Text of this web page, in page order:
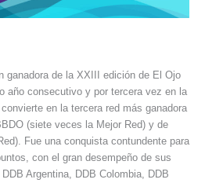
ganadora de la XXIII edición de El Ojo
año consecutivo y por tercera vez en la
en la tercera red más ganadora
(siete veces la Mejor Red) y de
Fue una conquista contundente para
con el gran desempeño de sus
Argentina, DDB Colombia, DDB